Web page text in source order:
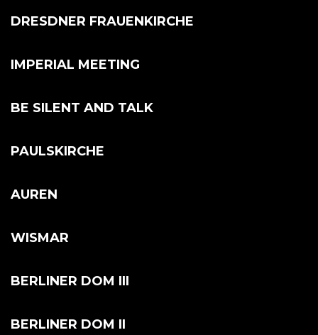
DRESDNER FRAUENKIRCHE
IMPERIAL MEETING
BE SILENT AND TALK
PAULSKIRCHE
AUREN
WISMAR
BERLINER DOM III
BERLINER DOM II